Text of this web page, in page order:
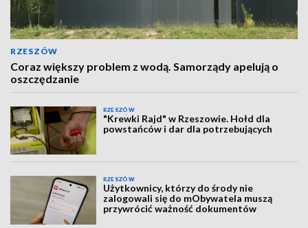
RZESZÓW
Coraz większy problem z wodą. Samorządy apelują o
oszczędzanie
RZESZÓW
"Krewki Rajd" w Rzeszowie. Hołd dla
powstańców i dar dla potrzebujących
RZESZÓW
Użytkownicy, którzy do środy nie
zalogowali się do mObywatela muszą
przywrócić ważność dokumentów